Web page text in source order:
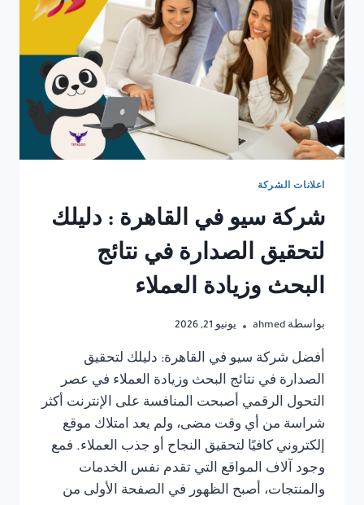
اعلانات الشركة
شركة سيو في القاهرة : دليلك
لتحقيق الصدارة في نتائج
البحث وزيادة العملاء
بواسطة ahmed يونيو 21, 2026
أفضل شركة سيو في القاهرة: دليلك لتحقيق
الصدارة في نتائج البحث وزيادة العملاء في عصر
التحول الرقمي أصبحت المنافسة على الإنترنت أكثر
شراسة من أي وقت مضى، ولم يعد امتلاك موقع
إلكتروني كافيًا لتحقيق النجاح أو جذب العملاء. فمع
وجود آلاف المواقع التي تقدم نفس الخدمات
والمنتجات، أصبح الظهور في الصفحة الأولى من